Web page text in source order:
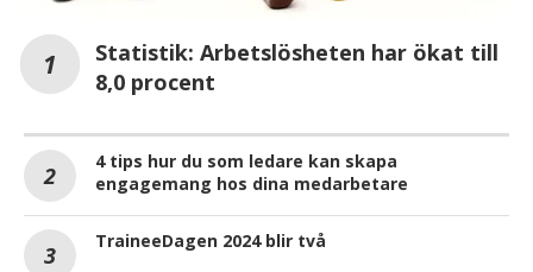
Statistik: Arbetslösheten har ökat till
8,0 procent
4 tips hur du som ledare kan skapa
engagemang hos dina medarbetare
TraineeDagen 2024 blir två